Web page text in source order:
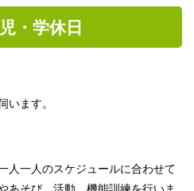
・学休日
います。
人一人のスケジュールに合わせて